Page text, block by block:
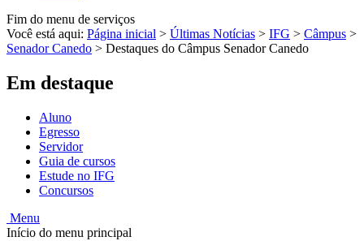
Fim do menu de serviços
Você está aqui: Página inicial > Últimas Notícias > IFG > Câmpus >
Senador Canedo > Destaques do Câmpus Senador Canedo
Em destaque
Aluno
Egresso
Servidor
Guia de cursos
Estude no IFG
Concursos
Menu
Início do menu principal